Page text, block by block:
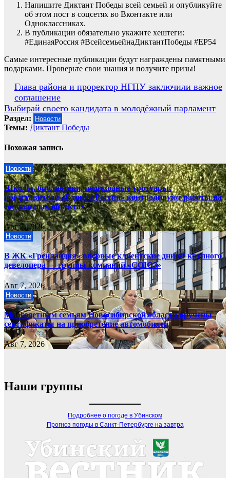
Напишите Диктант Победы всей семьей и опубликуйте
об этом пост в соцсетях во Вконтакте или
Одноклассниках.
В публикации обязательно укажите хештеги:
#ЕдинаяРоссия #ВсейсемьейнаДиктантПобеды #ЕР54
Самые интересные публикации будут награждены памятными
подарками. Проверьте свои знания и получите призы!
Навигация
по
записям
Глава района и проректор НГПУ заключили важное
соглашение
Выбирай своего кандидата в молодёжный парламент
Раздел: Новости
Темы: Диктант Победы
Похожая запись
Новости
Школы, библиотеки, пешеходные тротуары:
представители «Единой России» контролируют работы на
социальных объектах
Авг 7, 2026
Новости
В ЖК «Гренландия» впервые клиентские дни от крупного
девелопера — группы компаний «СОЮЗ»
Авг 7, 2026
Новости
Многодетным семьям Новосибирской области вручены
сертификаты на приобретение автомобилей
Авг 7, 2026
Наши группы
Подробнее о погоде в Убинском
Прогноз погоды в Санкт-Петербурге на завтра